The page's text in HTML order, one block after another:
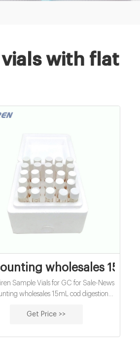
with flat
vial septa
wholesales
Sample Vials for GC for Sale-News
wholesales 15mL cod digestion
for The caliber is a uniform
Get Price >>